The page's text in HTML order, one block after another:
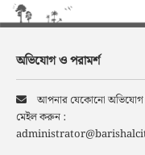
অভিযোগ ও পরামর্শ
আপনার যেকোনো অভিযোগ
মেইল করুন :